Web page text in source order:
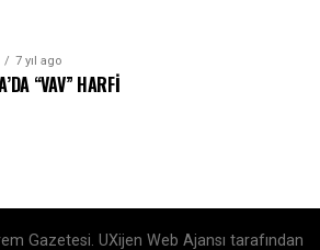
7 yıl ago
“VAV” HARFİ
Gazetesi. UXijen Web Ajansı tarafından